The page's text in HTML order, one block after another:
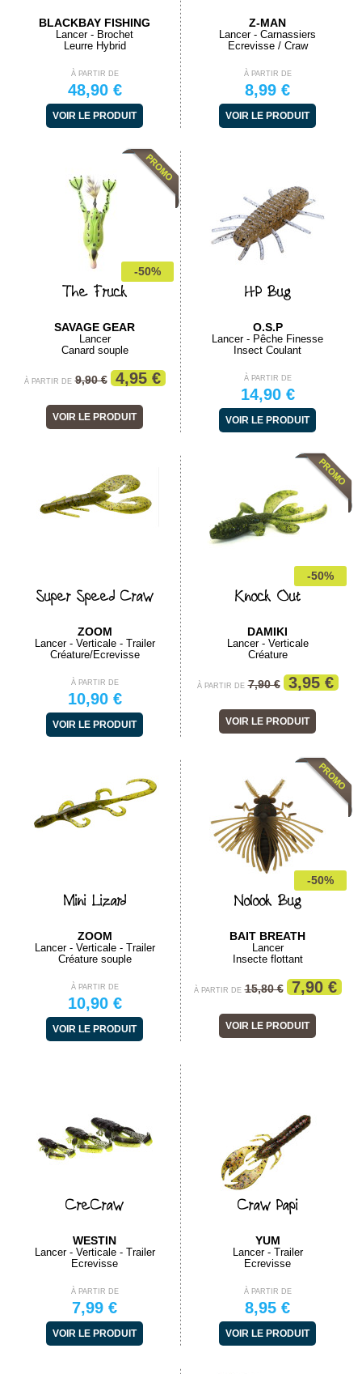
BLACKBAY FISHING
Lancer - Brochet
Leurre Hybrid
À PARTIR DE
48,90 €
VOIR LE PRODUIT
Z-MAN
Lancer - Carnassiers
Ecrevisse / Craw
À PARTIR DE
8,99 €
VOIR LE PRODUIT
-50%
The Fruck
SAVAGE GEAR
Lancer
Canard souple
À PARTIR DE 9,90 € 4,95 €
VOIR LE PRODUIT
HP Bug
O.S.P
Lancer - Pêche Finesse
Insect Coulant
À PARTIR DE
14,90 €
VOIR LE PRODUIT
Super Speed Craw
ZOOM
Lancer - Verticale - Trailer
Créature/Ecrevisse
À PARTIR DE
10,90 €
VOIR LE PRODUIT
-50%
Knock Out
DAMIKI
Lancer - Verticale
Créature
À PARTIR DE 7,90 € 3,95 €
VOIR LE PRODUIT
Mini Lizard
ZOOM
Lancer - Verticale - Trailer
Créature souple
À PARTIR DE
10,90 €
VOIR LE PRODUIT
-50%
Nolook Bug
BAIT BREATH
Lancer
Insecte flottant
À PARTIR DE 15,80 € 7,90 €
VOIR LE PRODUIT
CreCraw
WESTIN
Lancer - Verticale - Trailer
Ecrevisse
À PARTIR DE
7,99 €
VOIR LE PRODUIT
Craw Papi
YUM
Lancer - Trailer
Ecrevisse
À PARTIR DE
8,95 €
VOIR LE PRODUIT